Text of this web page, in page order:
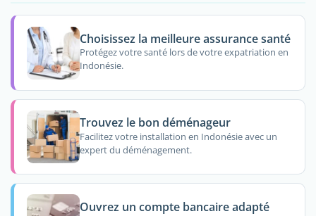
Choisissez la meilleure assurance santé
Protégez votre santé lors de votre expatriation en
Indonésie.
Trouvez le bon déménageur
Facilitez votre installation en Indonésie avec un
expert du déménagement.
Ouvrez un compte bancaire adapté